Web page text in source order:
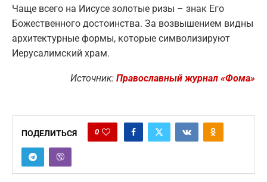
Чаще всего на Иисусе золотые ризы – знак Его
Божественного достоинства. За возвышением видны
архитектурные формы, которые символизируют
Иерусалимский храм.
Источник: Православный журнал «Фома»
ПОДЕЛИТЬСЯ 0